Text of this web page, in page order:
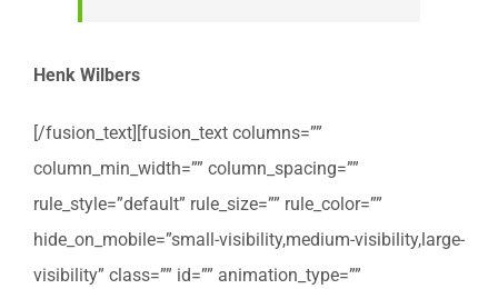
Henk Wilbers
[/fusion_text][fusion_text columns=””
column_min_width=”” column_spacing=””
rule_style=”default” rule_size=”” rule_color=””
hide_on_mobile=”small-visibility,medium-visibility,large-
visibility” class=”” id=”” animation_type=””